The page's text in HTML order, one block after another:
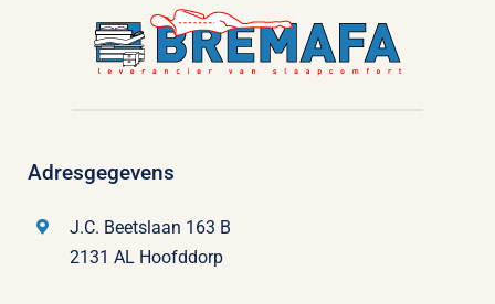
Adresgegevens
J.C. Beetslaan 163 B
2131 AL Hoofddorp